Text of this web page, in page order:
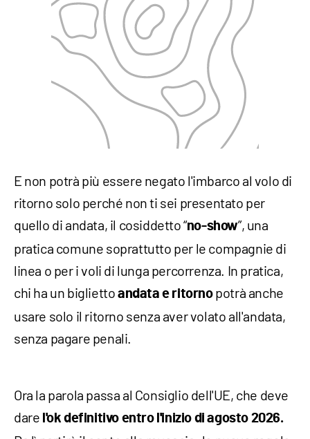
E non potrà più essere negato l'imbarco al volo di
ritorno solo perché non ti sei presentato per
quello di andata, il cosiddetto “no-show”, una
pratica comune soprattutto per le compagnie di
linea o per i voli di lunga percorrenza. In pratica,
chi ha un biglietto andata e ritornopotrà anche
usare solo il ritorno senza aver volato all'andata,
senza pagare penali.
Ora la parola passa al Consiglio dell'UE, che deve
dare l'ok definitivo entro l'inizio di agosto 2026.